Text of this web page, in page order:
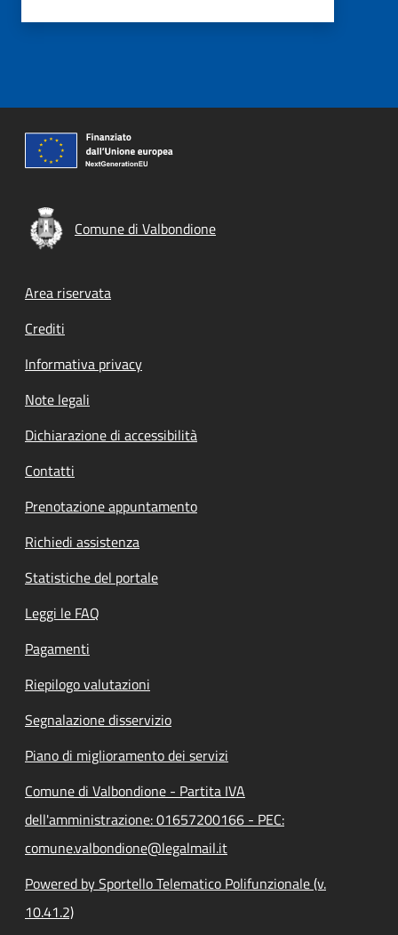
Comune di Valbondione
Footer menu
Area riservata
Crediti
Informativa privacy
Note legali
Dichiarazione di accessibilità
Contatti
Prenotazione appuntamento
Richiedi assistenza
Statistiche del portale
Leggi le FAQ
Pagamenti
Riepilogo valutazioni
Segnalazione disservizio
Piano di miglioramento dei servizi
Comune di Valbondione - Partita IVA
dell'amministrazione: 01657200166 - PEC:
comune.valbondione@legalmail.it
Powered by Sportello Telematico Polifunzionale (v.
10.41.2)